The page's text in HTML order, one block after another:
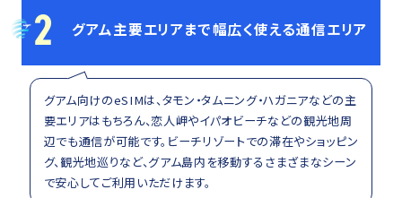
2 グアム主要エリアまで幅広く使える通信エリア
グアム向けのeSIMは、タモン・タムニング・ハガニアなどの主
要エリアはもちろん、恋人岬やイパオビーチなどの観光地周
辺でも通信が可能です。ビーチリゾートでの滞在やショッピン
グ、観光地巡りなど、グアム島内を移動するさまざまなシーン
で安心してご利用いただけます。